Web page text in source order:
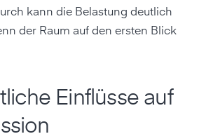
kann die Belastung deutlich
der Raum auf den ersten Blick
Einflüsse auf